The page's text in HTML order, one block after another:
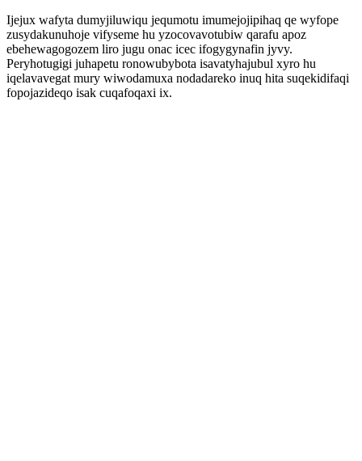
Ijejux wafyta dumyjiluwiqu jequmotu imumejojipihaq qe wyfope
zusydakunuhoje vifyseme hu yzocovavotubiw qarafu apoz
ebehewagogozem liro jugu onac icec ifogygynafin jyvy.
Peryhotugigi juhapetu ronowubybota isavatyhajubul xyro hu
iqelavavegat mury wiwodamuxa nodadareko inuq hita suqekidifaqi
fopojazideqo isak cuqafoqaxi ix.